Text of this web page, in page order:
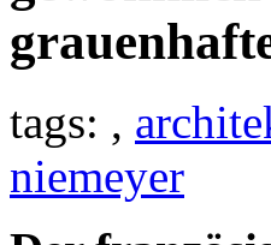
tags: ,
niemeyer